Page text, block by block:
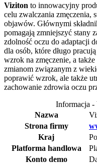
Viziton to innowacyjny
celu zwalczania zmęczenia,
objawów. Głównymi
pomagają zmniejszyć stany
zdolność oczu do adaptacji
dla osób, które długo
wzrok na zmęczenie, a
zmianom związanym z
poprawić wzrok, ale także
zachowanie zdrowia oczu
Informacja -
Nazwa
Strona firmy
Kraj
Platforma handlowa
Konto demo